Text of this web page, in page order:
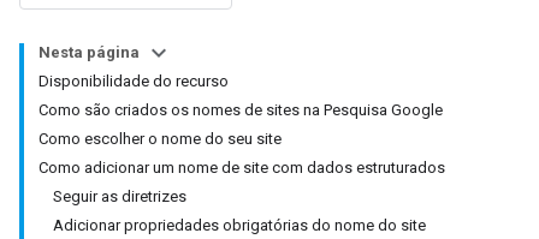
Nesta página
Disponibilidade do recurso
Como são criados os nomes de sites na Pesquisa Google
Como escolher o nome do seu site
Como adicionar um nome de site com dados estruturados
Seguir as diretrizes
Adicionar propriedades obrigatórias do nome do site